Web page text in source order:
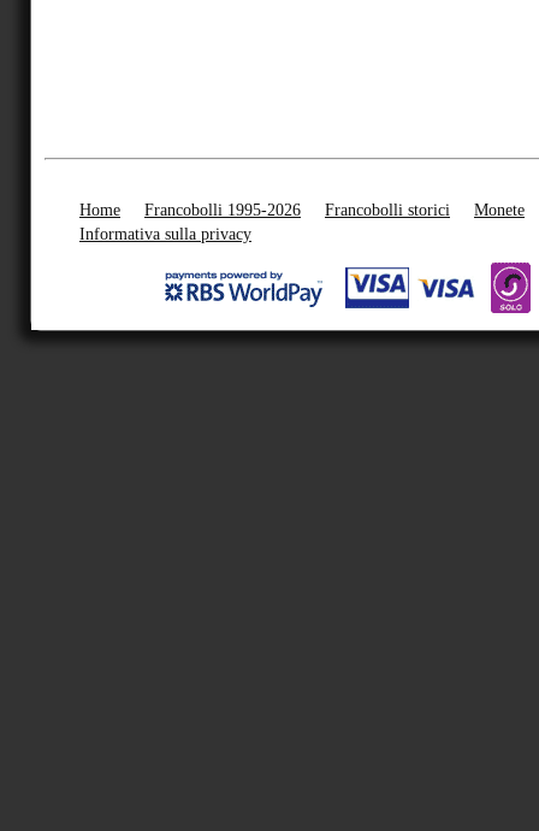
Home Francobolli 1995-2026 Francobolli storici
Monete
Informativa sulla privacy